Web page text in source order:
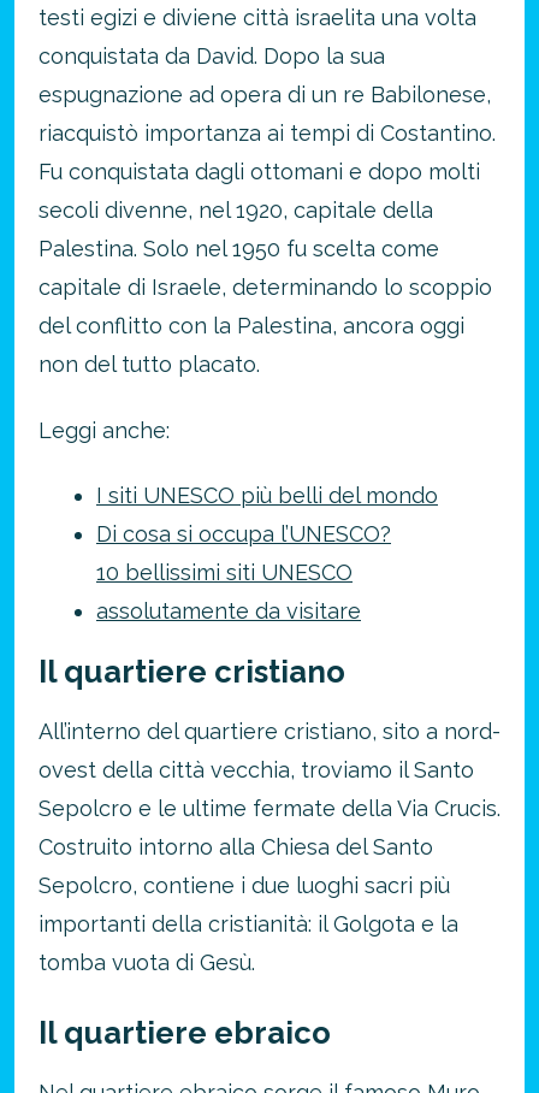
testi egizi e diviene città israelita una volta
conquistata da David. Dopo la sua
espugnazione ad opera di un re Babilonese,
riacquistò importanza ai tempi di Costantino.
Fu conquistata dagli ottomani e dopo molti
secoli divenne, nel 1920, capitale della
Palestina. Solo nel 1950 fu scelta come
capitale di Israele, determinando lo scoppio
del conflitto con la Palestina, ancora oggi
non del tutto placato.
Leggi anche:
I siti UNESCO più belli del mondo
Di cosa si occupa l’UNESCO?
10 bellissimi siti UNESCO
assolutamente da visitare
Il quartiere cristiano
All’interno del quartiere cristiano, sito a nord-
ovest della città vecchia, troviamo il Santo
Sepolcro e le ultime fermate della Via Crucis.
Costruito intorno alla Chiesa del Santo
Sepolcro, contiene i due luoghi sacri più
importanti della cristianità: il Golgota e la
tomba vuota di Gesù.
Il quartiere ebraico
Risparmia oltre il 21%!
approfitta del nostro 4-2-1
ATTIVA OFFERTA